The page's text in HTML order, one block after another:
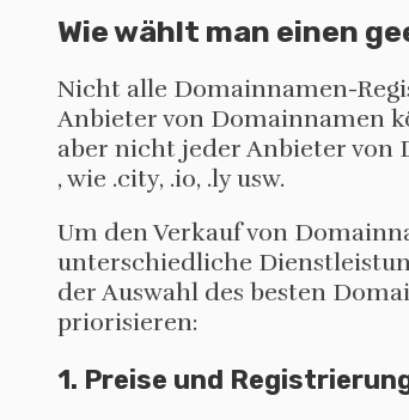
Wie wählt man einen
Nicht alle Domainnamen-
Anbieter von Domainnamen
aber nicht jeder Anbieter von
, wie .city, .io, .ly usw.
Um den Verkauf von
unterschiedliche
der Auswahl des besten
priorisieren:
1. Preise und